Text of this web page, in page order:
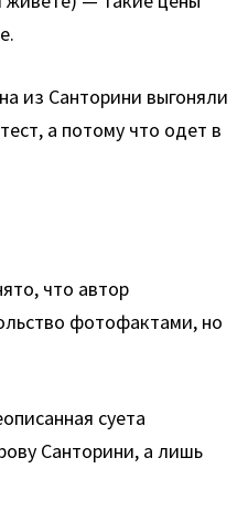
из Санторини выгоняли
а потому что одет в
что автор
фотофактами, но
суета
Санторини, а лишь